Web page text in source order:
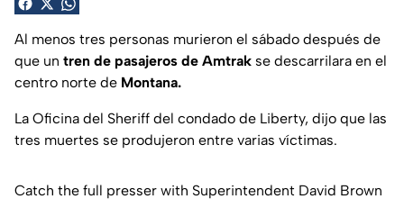
Al menos tres personas murieron el sábado después de
que un tren de pasajeros de Amtrak se descarrilara en el
centro norte de Montana.
La Oficina del Sheriff del condado de Liberty, dijo que las
tres muertes se produjeron entre varias víctimas.
Catch the full presser with Superintendent David Brown